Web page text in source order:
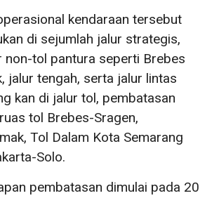
kendaraan tersebut
di sejumlah jalur strategis,
non-tol pantura seperti Brebes
jalur tengah, serta jalur lintas
kan di jalur tol, pembatasan
tol Brebes-Sragen,
Tol Dalam Kota Semarang
Solo.
pembatasan dimulai pada 20